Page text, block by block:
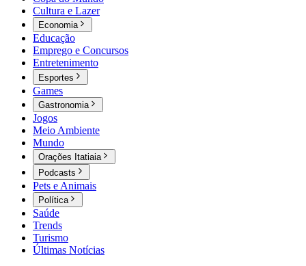
Cultura e Lazer
Economia
Educação
Emprego e Concursos
Entretenimento
Esportes
Games
Gastronomia
Jogos
Meio Ambiente
Mundo
Orações Itatiaia
Podcasts
Pets e Animais
Política
Saúde
Trends
Turismo
Últimas Notícias